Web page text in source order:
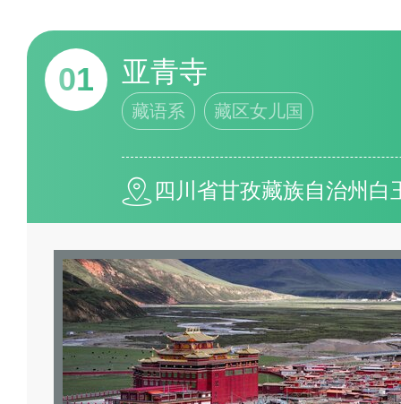
01 亚青寺
藏语系 藏区女儿国
四川省甘孜藏族自治州白